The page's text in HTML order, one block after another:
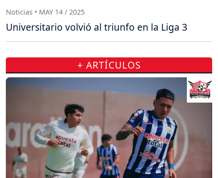
Noticias • MAY 14 / 2025
Universitario volvió al triunfo en la Liga 3
+ ARTÍCULOS